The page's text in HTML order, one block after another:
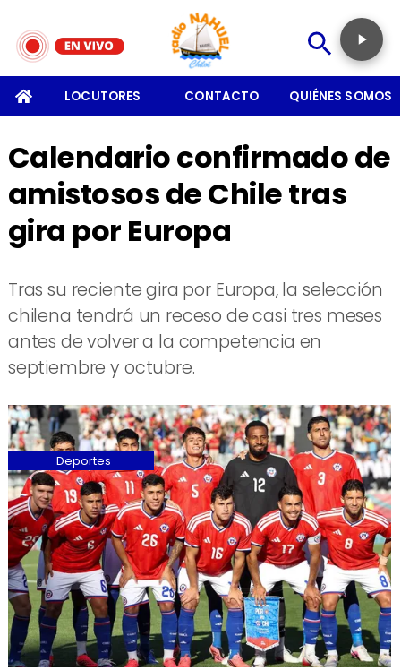
LOCUTORES CONTACTO QUIÉNES SOMOS
Calendario confirmado de
amistosos de Chile tras
gira por Europa
Tras su reciente gira por Europa, la selección
chilena tendrá un receso de casi tres meses
antes de volver a la competencia en
septiembre y octubre.
Deportes